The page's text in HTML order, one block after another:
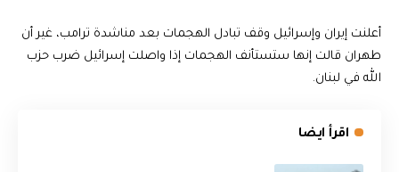
أعلنت إيران وإسرائيل وقف تبادل الهجمات بعد مناشدة ترامب، غير أن
طهران قالت إنها ستستأنف الهجمات إذا واصلت إسرائيل ضرب حزب
الله في لبنان.
اقرأ ايضا